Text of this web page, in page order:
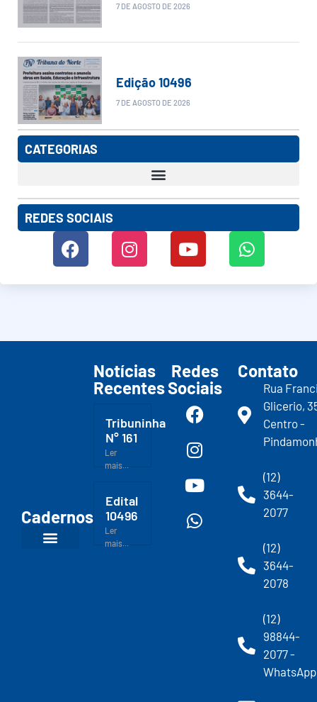
7 DE AGOSTO DE 2026
Edição 10496
7 DE AGOSTO DE 2026
CATEGORIAS
REDES SOCIAIS
Cadernos
Notícias
Recentes
Tribuninha
N° 161
Ler
mais...
Edital
10496
Ler
mais...
Redes
Sociais
Contato
Rua
Glicerio,
Centro -
(12)
3644-
2077
(12)
3644-
2078
(12)
98844-
2077 -
WhatsApp